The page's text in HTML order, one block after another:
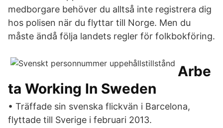
medborgare behöver du alltså inte registrera dig
hos polisen när du flyttar till Norge. Men du
måste ändå följa landets regler för folkbokföring.
Arbe
ta Working In Sweden
• Träffade sin svenska flickvän i Barcelona,
flyttade till Sverige i februari 2013.